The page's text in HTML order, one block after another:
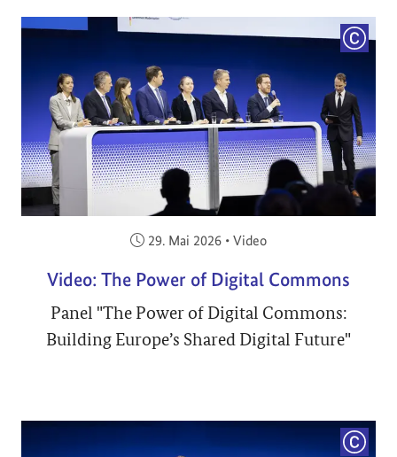
Veröffentlicht am:
29. Mai 2026 • Video
Video: The Power of Digital Commons
Panel "The Power of Digital Commons:
Building Europe’s Shared Digital Future"